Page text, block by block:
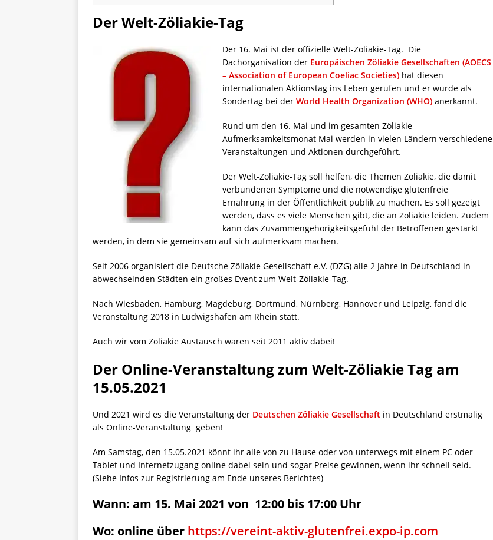
Der Welt-Zöliakie-Tag
Der 16. Mai ist der offizielle Welt-Zöliakie-Tag. Die
Dachorganisation der Europäischen Zöliakie Gesellschaften (AOECS
– Association of European Coeliac Societies) hat diesen
internationalen Aktionstag ins Leben gerufen und er wurde als
Sondertag bei der World Health Organization (WHO) anerkannt.
Rund um den 16. Mai und im gesamten Zöliakie
Aufmerksamkeitsmonat Mai werden in vielen Ländern verschiedene
Veranstaltungen und Aktionen durchgeführt.
Der Welt-Zöliakie-Tag soll helfen, die Themen Zöliakie, die damit
verbundenen Symptome und die notwendige glutenfreie
Ernährung in der Öffentlichkeit publik zu machen. Es soll gezeigt
werden, dass es viele Menschen gibt, die an Zöliakie leiden. Zudem
kann das Zusammengehörigkeitsgefühl der Betroffenen gestärkt
werden, in dem sie gemeinsam auf sich aufmerksam machen.
Seit 2006 organisiert die Deutsche Zöliakie Gesellschaft e.V. (DZG) alle 2 Jahre in Deutschland in
abwechselnden Städten ein großes Event zum Welt-Zöliakie-Tag.
Nach Wiesbaden, Hamburg, Magdeburg, Dortmund, Nürnberg, Hannover und Leipzig, fand die
Veranstaltung 2018 in Ludwigshafen am Rhein statt.
Auch wir vom Zöliakie Austausch waren seit 2011 aktiv dabei!
Der Online-Veranstaltung zum Welt-Zöliakie Tag am
15.05.2021
Und 2021 wird es die Veranstaltung der Deutschen Zöliakie Gesellschaft in Deutschland erstmalig
als Online-Veranstaltung geben!
Am Samstag, den 15.05.2021 könnt ihr alle von zu Hause oder von unterwegs mit einem PC oder
Tablet und Internetzugang online dabei sein und sogar Preise gewinnen, wenn ihr schnell seid.
(Siehe Infos zur Registrierung am Ende unseres Berichtes)
Wann: am 15. Mai 2021 von 12:00 bis 17:00 Uhr
Wo: online über https://vereint-aktiv-glutenfrei.expo-ip.com